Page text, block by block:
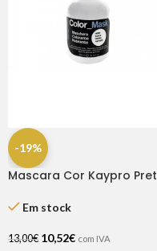
-19%
Mascara Cor Kaypro
Em stock
13,00€ 10,52€ com IVA